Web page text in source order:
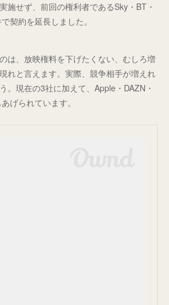
施せず、前回の権利者であるSky・BT・
契約を延長しました。
は、放映権料を下げたくない、むしろ増
れと言えます。実際、競争相手が増えれ
。現在の3社に加えて、Apple・DAZN・
げられています。